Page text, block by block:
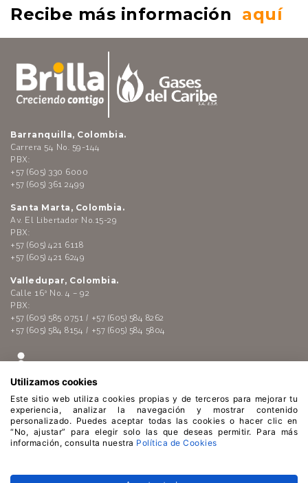
Recibe más información
aquí
Barranquilla, Colombia.
Carrera 54 No. 59-144
PBX:
+57 (605) 330 6000
+57 (605) 361 2499
Santa Marta, Colombia.
Av. El Libertador No.15-29
PBX:
+57 (605) 421 6118
+57 (605) 421 6249
Valledupar, Colombia.
Calle 16ª No. 4 – 92
PBX:
+57 (605) 585 0751 / +57 (605) 584 8262
+57 (605) 584 8154 / +57 (605) 584 5804
Enlaces de interés:Polí­tica de tratamiento de datos
Utilizamos cookies
Este sitio web utiliza cookies propias y de terceros para mejorar tu
experiencia, analizar la navegación y mostrar contenido
personalizado. Puedes aceptar todas las cookies o hacer clic en
“No, ajustar” para elegir solo las que deseas permitir. Para más
información, consulta nuestra Política de Cookies